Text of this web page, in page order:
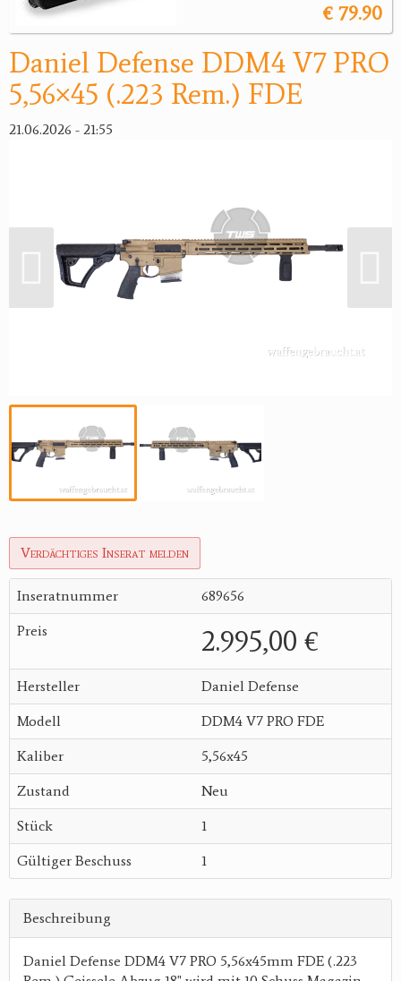
Jagdangebote
Jagdreviere
Bücher, Videos
Antikes
€ 79.90
Daniel Defense DDM4 V7 PRO
5,56×45 (.223 Rem.) FDE
21.06.2026 - 21:55
Verdächtiges Inserat melden
Inseratnummer 689656
Preis 2.995,00 €
Hersteller Daniel Defense
Modell DDM4 V7 PRO FDE
Kaliber 5,56x45
Zustand Neu
Stück 1
Gültiger Beschuss 1
Beschreibung
Daniel Defense DDM4 V7 PRO 5,56x45mm FDE (.223